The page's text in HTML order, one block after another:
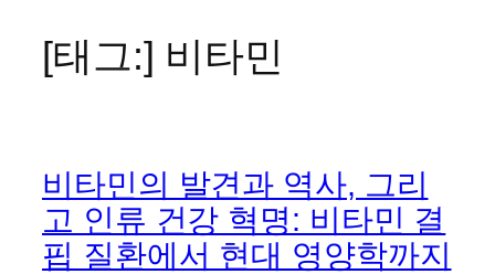
[태그:] 비타민
비타민의 발견과 역사, 그리
고 인류 건강 혁명: 비타민 결
핍 질환에서 현대 영양학까지